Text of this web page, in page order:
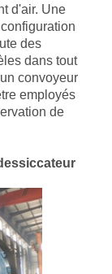
d'air. Une
des
dans tout
convoyeur
employés
de